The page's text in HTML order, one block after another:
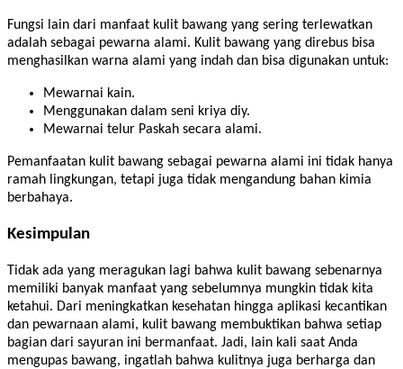
Fungsi lain dari manfaat kulit bawang yang sering terlewatkan
adalah sebagai pewarna alami. Kulit bawang yang direbus bisa
menghasilkan warna alami yang indah dan bisa digunakan untuk:
Mewarnai kain.
Menggunakan dalam seni kriya diy.
Mewarnai telur Paskah secara alami.
Pemanfaatan kulit bawang sebagai pewarna alami ini tidak hanya
ramah lingkungan, tetapi juga tidak mengandung bahan kimia
berbahaya.
Kesimpulan
Tidak ada yang meragukan lagi bahwa kulit bawang sebenarnya
memiliki banyak manfaat yang sebelumnya mungkin tidak kita
ketahui. Dari meningkatkan kesehatan hingga aplikasi kecantikan
dan pewarnaan alami, kulit bawang membuktikan bahwa setiap
bagian dari sayuran ini bermanfaat. Jadi, lain kali saat Anda
mengupas bawang, ingatlah bahwa kulitnya juga berharga dan